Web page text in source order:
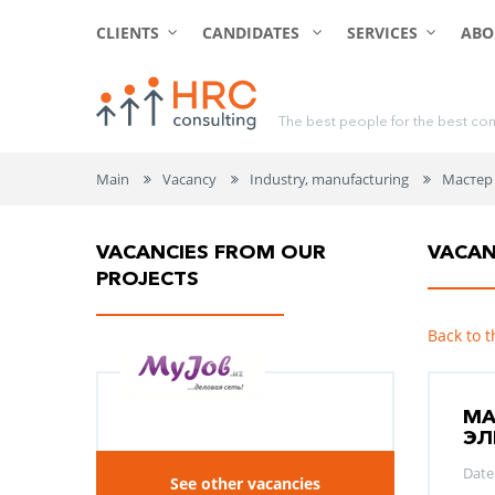
CLIENTS CANDIDATES SERVICES
The best people forthe best co
Main Vacancy Industry, manufacturing
VACANCIES FROM OUR
PROJECTS
See other vacancies
Back to